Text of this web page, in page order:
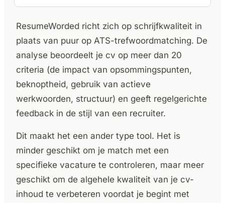
ResumeWorded richt zich op schrijfkwaliteit in
plaats van puur op ATS-trefwoordmatching. De
analyse beoordeelt je cv op meer dan 20
criteria (de impact van opsommingspunten,
beknoptheid, gebruik van actieve
werkwoorden, structuur) en geeft regelgerichte
feedback in de stijl van een recruiter.
Dit maakt het een ander type tool. Het is
minder geschikt om je match met een
specifieke vacature te controleren, maar meer
geschikt om de algehele kwaliteit van je cv-
inhoud te verbeteren voordat je begint met